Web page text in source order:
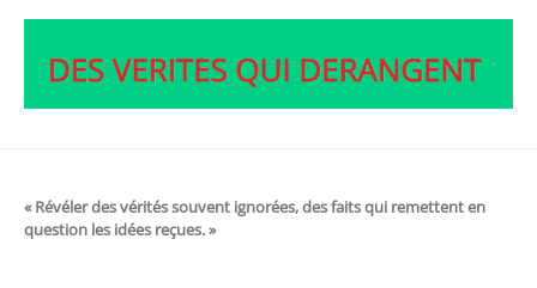
l’article
« Révéler des vérités souvent ignorées, des faits qui remettent en
question les idées reçues. »